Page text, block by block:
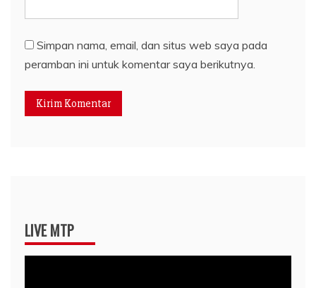
Simpan nama, email, dan situs web saya pada
peramban ini untuk komentar saya berikutnya.
LIVE MTP